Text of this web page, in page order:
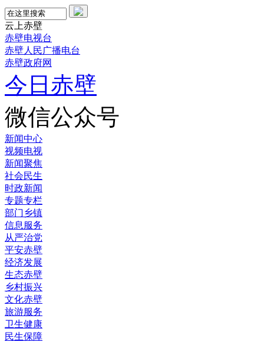
云上赤壁
赤壁电视台
赤壁人民广播电台
赤壁政府网
今日赤壁
微信公众号
新闻中心
视频电视
新闻聚焦
社会民生
时政新闻
专题专栏
部门乡镇
信息服务
从严治党
平安赤壁
经济发展
生态赤壁
乡村振兴
文化赤壁
旅游服务
卫生健康
民生保障